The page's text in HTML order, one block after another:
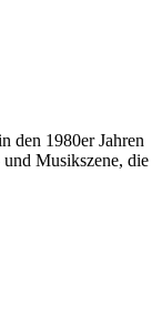
den 1980er Jahren
Musikszene, die